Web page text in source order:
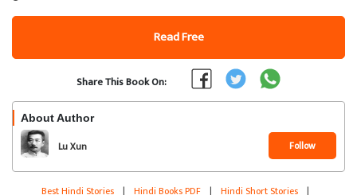
Read Free
Share This Book On:
About Author
Lu Xun Follow
Best Hindi Stories | Hindi Books PDF | Hindi Short Stories |